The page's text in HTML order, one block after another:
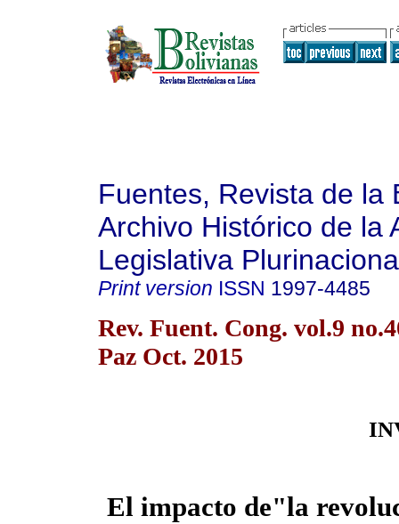
Fuentes, Revista de la
Archivo Histórico de la
Legislativa
Print version ISSN 1997-4485
Rev. Fuent. Cong. vol.9
Paz Oct. 2015
El impacto de"la